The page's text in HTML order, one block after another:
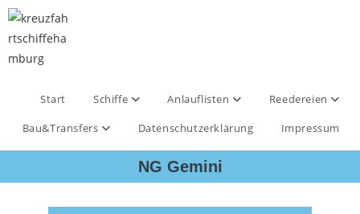
Start Schiffe Anlauflisten
Reedereien
Bau&Transfers
Datenschutzerklärung Impressum
NG Gemini